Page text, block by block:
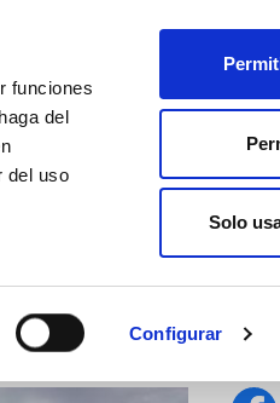
funciones
del
del uso
Configurar
Solo
de Empleo